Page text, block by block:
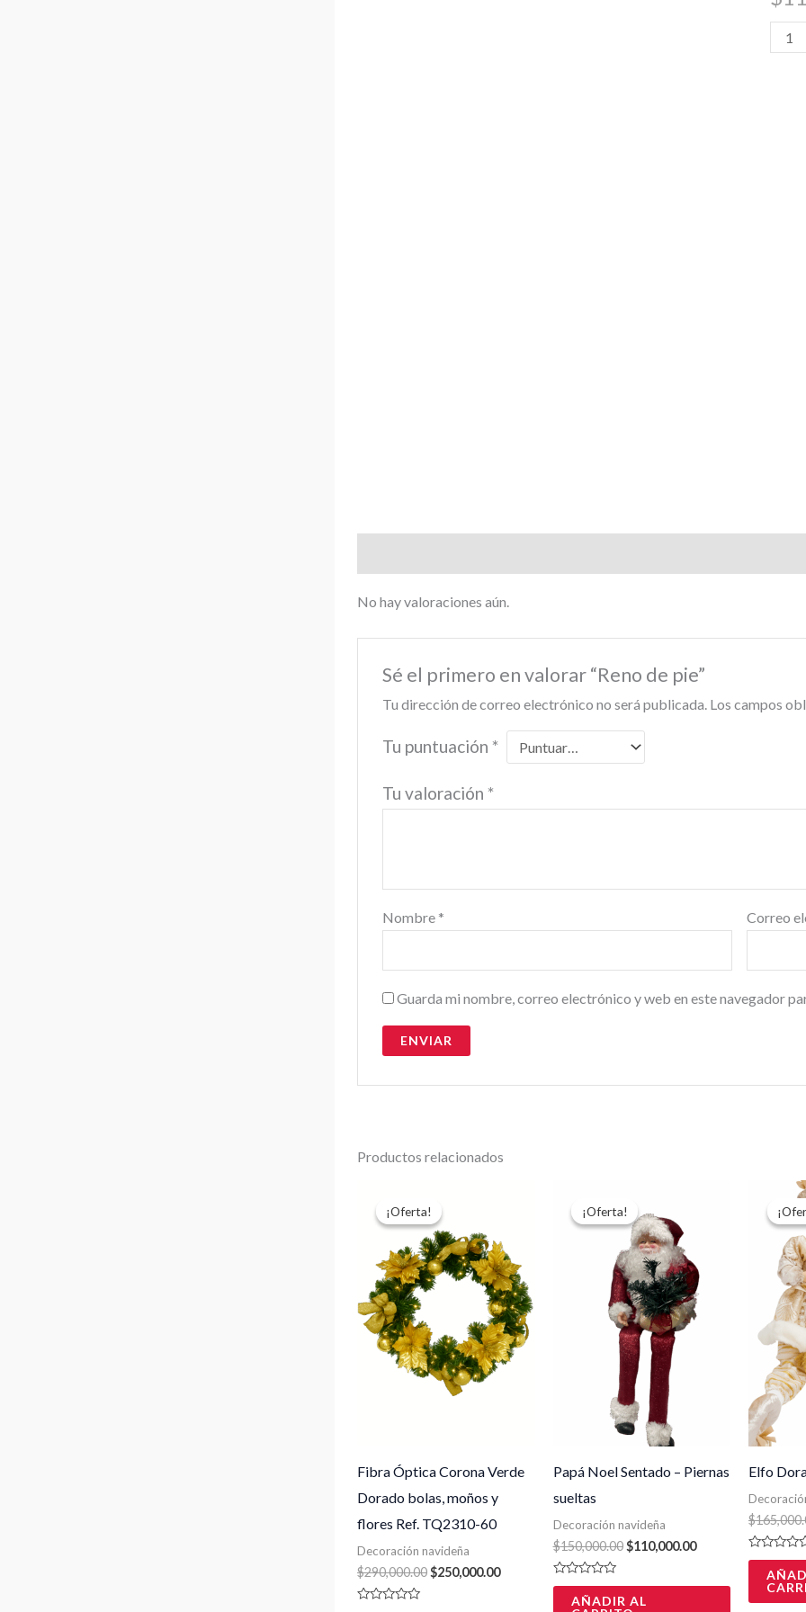
No hay valoraciones aún.
Sé el primero en valorar “Reno de pie”
Tu dirección de correo electrónico no será publicada. Los campos
Tu puntuación *
Tu valoración *
Nombre * Correo
Guarda mi nombre, correo electrónico y web en este navegador
Productos relacionados
¡Oferta!
¡Oferta!
Fibra Óptica Corona Verde
Dorado bolas, moños y
flores Ref. TQ2310-60
Decoración navideña
$290,000.00
original
era:
$290,000.00.
$250,000.00
$250,000.00.
¡Oferta!
¡Oferta!
Papá Noel Sentado – Piernas
sueltas
Decoración navideña
$150,000.00
original
era:
$150,000.00.
$110,000.00
Valorado
AÑADIR AL
Elfo
$
Valorado
5